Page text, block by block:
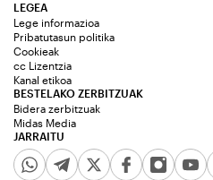
JARRAITU
LEGEA
Lege informazioa
Pribatutasun politika
Cookieak
cc Lizentzia
Kanal etikoa
BESTELAKO ZERBITZUAK
Bidera zerbitzuak
Midas Media